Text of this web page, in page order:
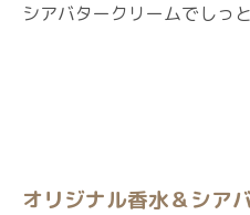
シアバタークリームでしっ
オリジナル香水＆シア